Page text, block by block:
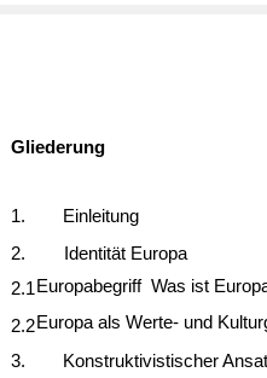
Gliederung
1.
Einleitung
2.
Identität Europa
2.1 Europabegriff ­ Was ist
2.2 Europa als Werte- und
3.
Konstruktivistischer